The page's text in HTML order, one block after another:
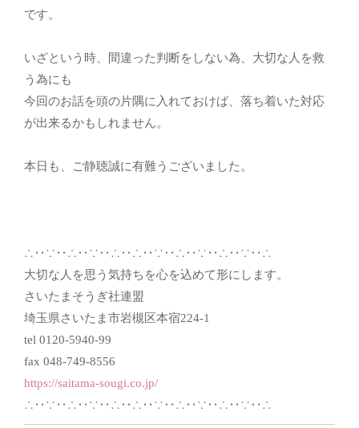
です。
いざという時、間違った判断をしない為、大切な人を救
う為にも
今回のお話を頭の片隅に入れておけば、落ち着いた対応
が出来るかもしれません。
本日も、ご静聴誠に有難うございました。
∴‥∵‥∴‥∵‥∴‥∴‥∵‥∴‥∵‥∴‥∵‥∴
大切な人を思う気持ちを心を込めて形にします。
さいたまそうぎ社連盟
埼玉県さいたま市岩槻区本宿224-1
tel 0120-5940-99
fax 048-749-8556
https://saitama-sougi.co.jp/
∴‥∵‥∴‥∵‥∴‥∴‥∵‥∴‥∵‥∴‥∵‥∴